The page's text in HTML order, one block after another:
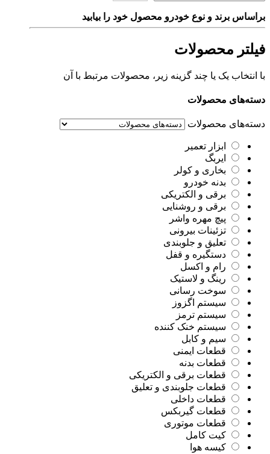
براساس برند و نوع خودرو محصول خود را بیابید
فیلتر محصولات
با انتخاب یک یا چند گزینه زیر، محصولات مرتبط با آن
دسته‌های محصولات
دسته‌های محصولات
ابزار تعمیر
ایربگ
بخاری و کولر
بدنه خودرو
برقی و الکتریکی
برقی و روشنایی
پیچ مهره واشر
تزئینات بیرونی
تعلیق و جلوبندی
دستگیره و قفل
رام و اکسل
رینگ و لاستیک
سوخت رسانی
سیستم اگزوز
سیستم ترمز
سیستم خنک کننده
سیم و کابل
قطعات ایمنی
قطعات بدنه
قطعات برقی و الکتریکی
قطعات جلوبندی و تعلیق
قطعات داخلی
قطعات گیربکس
قطعات موتوری
کیت کامل
کیسه هوا